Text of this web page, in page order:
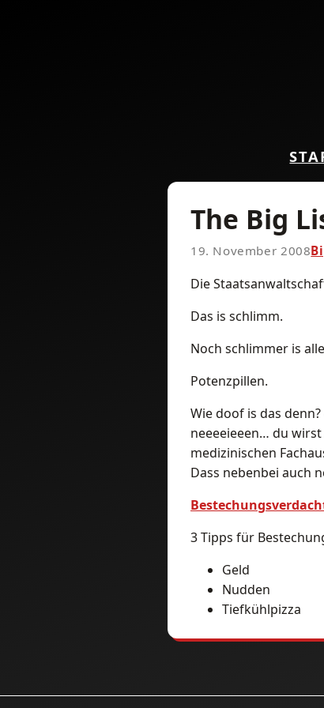
The Big
19. November 2008
Die
Das is schlimm.
Noch schlimmer is
Potenzpillen.
Wie doof is das
neeeeieeen… du
medizinischen
Dass nebenbei auch
3 Tipps für
Geld
Nudden
Tiefkühlpizza